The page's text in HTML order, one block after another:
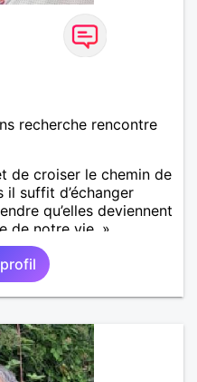
recherche rencontre
de croiser le chemin de
il suffit d’échanger
qu’elles deviennent
de notre vie. »